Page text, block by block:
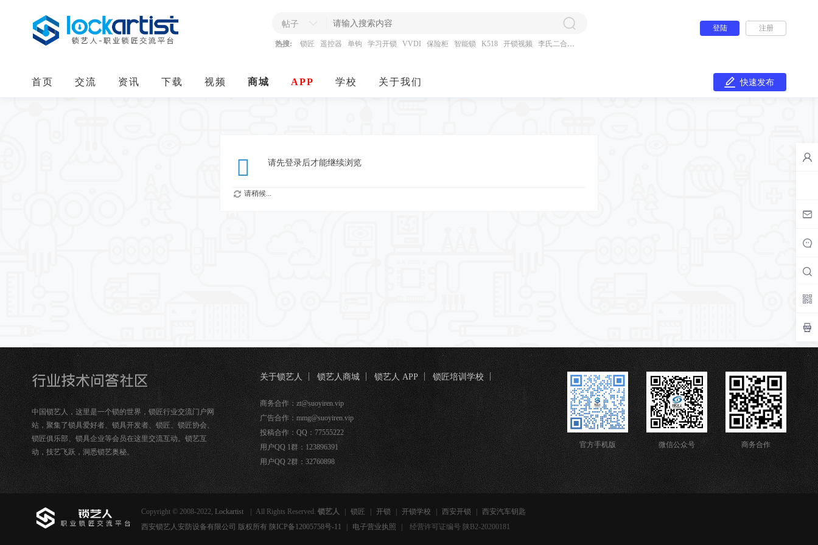
帖子
热搜: 锁匠 遥控器 单钩 学习开锁 VVDI 保险柜 智能锁 K518 开锁视频 李氏二合一
登陆 注册
首页 交流 资讯 下载 视频 商城 APP 学校 关于我们 快速发布
请先登录后才能继续浏览
请稍候...
中国锁艺人，这里是一个锁的世界，锁匠行业交流门户网
站，聚集了锁具爱好者、锁具开发者、锁匠、锁匠协会、
锁匠俱乐部、锁具企业等会员在这里交流互动。锁艺互
动，技艺飞跃，洞悉锁艺奥秘。
关于锁艺人 锁艺人商城 锁艺人 APP
锁匠培训学校
锁匠宝
商务合作：zt@suoyiren.vip
广告合作：mmg@suoyiren.vip
投稿合作：QQ：77555222
用户QQ 1群：123896391
用户QQ 2群：32760898
官方手机版 微信公众号 商务合作
Copyright © 2008-2022, Lockartist All Rights Reserved. 锁艺人 锁匠 开锁 开锁学校 西安开锁
西安汽车钥匙
西安锁艺人安防设备有限公司 版权所有 陕ICP备12005758号-11
电子营业执照 经营许可证编号 陕B2-20200181